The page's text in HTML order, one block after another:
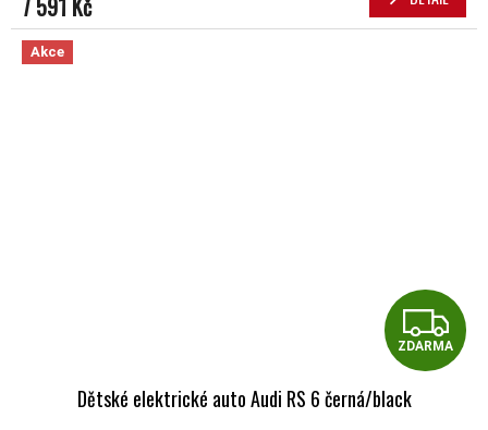
Akce
ZDARMA
Dětské elektrické auto Audi RS 6 černá/black